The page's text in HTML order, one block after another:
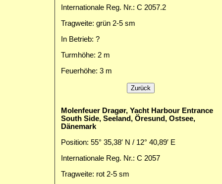
Internationale Reg. Nr.: C 2057.2
Tragweite: grün 2-5 sm
In Betrieb: ?
Turmhöhe: 2 m
Feuerhöhe: 3 m
Molenfeuer Dragør, Yacht Harbour Entrance
South Side, Seeland, Öresund, Ostsee,
Dänemark
Position: 55° 35,38′ N / 12° 40,89′ E
Internationale Reg. Nr.: C 2057
Tragweite: rot 2-5 sm